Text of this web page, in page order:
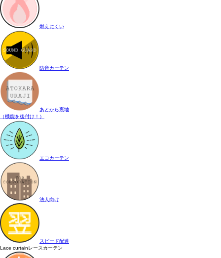
燃えにくい
防音カーテン
あとから裏地
（機能を後付け！）
エコカーテン
法人向け
スピード配達
Lace curtainレースカーテン